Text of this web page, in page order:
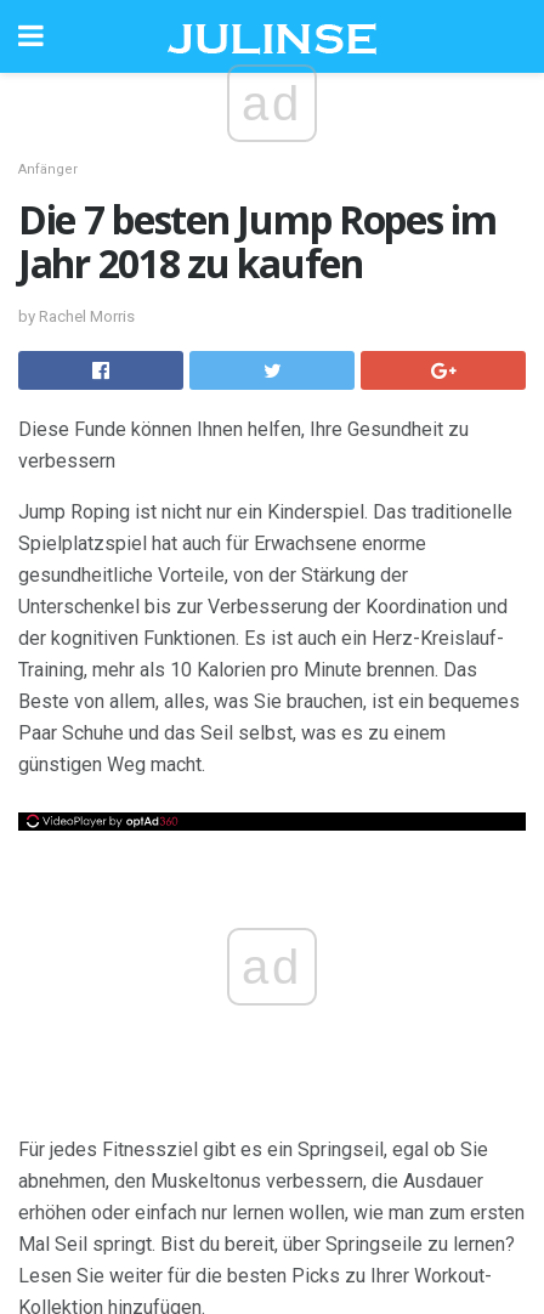
ad
Anfänger
Die 7 besten Jump Ropes im
Jahr 2018 zu kaufen
by Rachel Morris
Diese Funde können Ihnen helfen, Ihre Gesundheit zu
verbessern
Jump Roping ist nicht nur ein Kinderspiel. Das traditionelle
Spielplatzspiel hat auch für Erwachsene enorme
gesundheitliche Vorteile, von der Stärkung der
Unterschenkel bis zur Verbesserung der Koordination und
der kognitiven Funktionen. Es ist auch ein Herz-Kreislauf-
Training, mehr als 10 Kalorien pro Minute brennen. Das
Beste von allem, alles, was Sie brauchen, ist ein bequemes
Paar Schuhe und das Seil selbst, was es zu einem
günstigen Weg macht.
ad
Für jedes Fitnessziel gibt es ein Springseil, egal ob Sie
abnehmen, den Muskeltonus verbessern, die Ausdauer
erhöhen oder einfach nur lernen wollen, wie man zum ersten
Mal Seil springt. Bist du bereit, über Springseile zu lernen?
Lesen Sie weiter für die besten Picks zu Ihrer Workout-
Kollektion hinzufügen.